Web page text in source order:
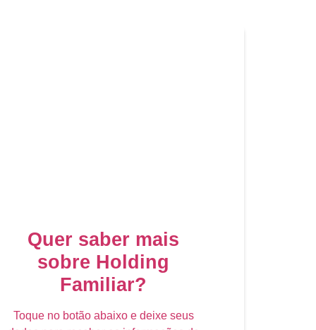
Quer saber mais
sobre Holding
Familiar?
Toque no botão abaixo e deixe seus